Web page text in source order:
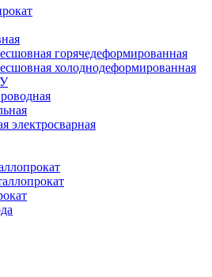
горячедеформированная
холоднодеформированная
электросварная